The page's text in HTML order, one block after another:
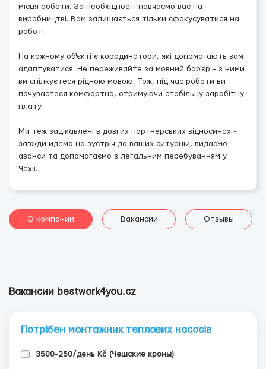
місця роботи. За необхідності навчаємо вас на
виробництві. Вам залишається тільки сфокусуватися на
роботі.
На кожному об'єкті є координатори, які допомагають вам
адаптуватися. Не переживайте за мовний бар'єр - з ними
ви спілкуєтеся рідною мовою. Тож, під час роботи ви
почуваєтеся комфортно, отримуючи стабільну заробітну
плату.
Ми теж зацікавлені в довгих партнерських відносинах -
завжди йдемо на зустріч до ваших ситуацій, видаємо
аванси та допомагаємо з легальним перебуванням у
Чехії.
О компании Вакансии Отзывы
Вакансии bestwork4you.cz
Потрібен монтажник теплових насосів
3500-250/день Kč (Чешские кроны)